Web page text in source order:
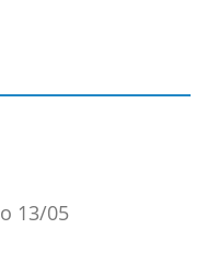
13/05